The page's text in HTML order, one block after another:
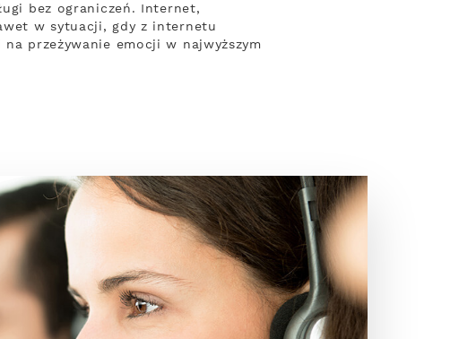
bez ograniczeń. Internet,
w sytuacji, gdy z internetu
przeżywanie emocji w najwyższym